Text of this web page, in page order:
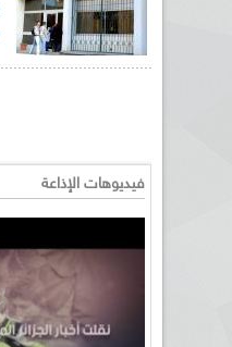
فيديوهات الإذاعة